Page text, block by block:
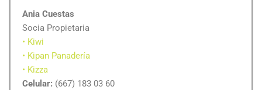
Ania Cuestas
Socia Propietaria
• Kiwi
• Kipan Panadería
• Kizza
Celular: (667) 183 03 60